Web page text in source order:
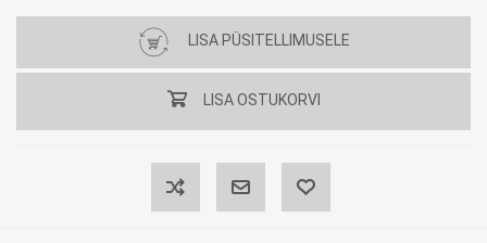
LISA PÜSITELLIMUSELE
LISA OSTUKORVI